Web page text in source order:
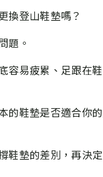
換登山鞋墊嗎？
題。
易疲累、足跟在
的鞋墊是否適合你
墊的差別，再決